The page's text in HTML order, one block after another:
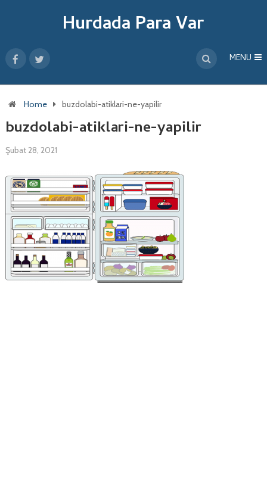
Hurdada Para Var
MENU
Home buzdolabi-atiklari-ne-yapilir
buzdolabi-atiklari-ne-yapilir
Şubat 28, 2021